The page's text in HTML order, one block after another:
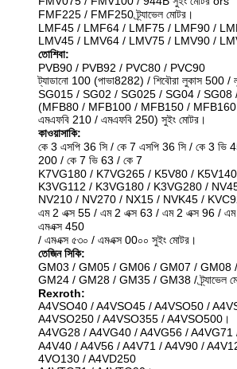
FMF225 / FMF250 ট্র্যাভেল মোটর।
LMF45 / LMF64 / LMF75 / LMF90 /
LMV45 / LMV64 / LMV75 / LMV90 /
তোশিবা:
PVB90 / PVB92 / PVC80 / PVC90
ট্যাডানো 100 (পাভা8282) / শিবৌরা লুকাস 500
SG015 / SG02 / SG025 / SG04 /
(MFB80 / MFB100 / MFB150 /
এমএফবি 210 / এমএফবি 250) সুইং মোটর।
কাওয়াসাকি:
কে 3 এসপি 36 সি / কে 7 এসপি 36 সি / কে 3
200 / কে 7 ভি 63 / কে 7
K7VG180 / K7VG265 / K5V80 /
K3VG112 / K3VG180 / K3VG280 /
NV210 / NV270 / NX15 / NVK45 /
এম 2 এক্স 55 / এম 2 এক্স 63 / এম 2 এক্স 96 /
এমএক্স 450
/ এমএক্স ৫৩০ / এমএক্স 00০০ সুইং মোটর।
তেজিন সিকি:
GM03 / GM05 / GM06 / GM07 /
GM24 / GM28 / GM35 / GM38 / ট্র্যাভেল
Rexroth:
A4VSO40 / A4VSO45 / A4VSO50 /
A4VSO250 / A4VSO355 / A4VSO500।
A4VG28 / A4VG40 / A4VG56 /
A4V40 / A4V56 / A4V71 / A4V90 /
4VO130 / A4VD250